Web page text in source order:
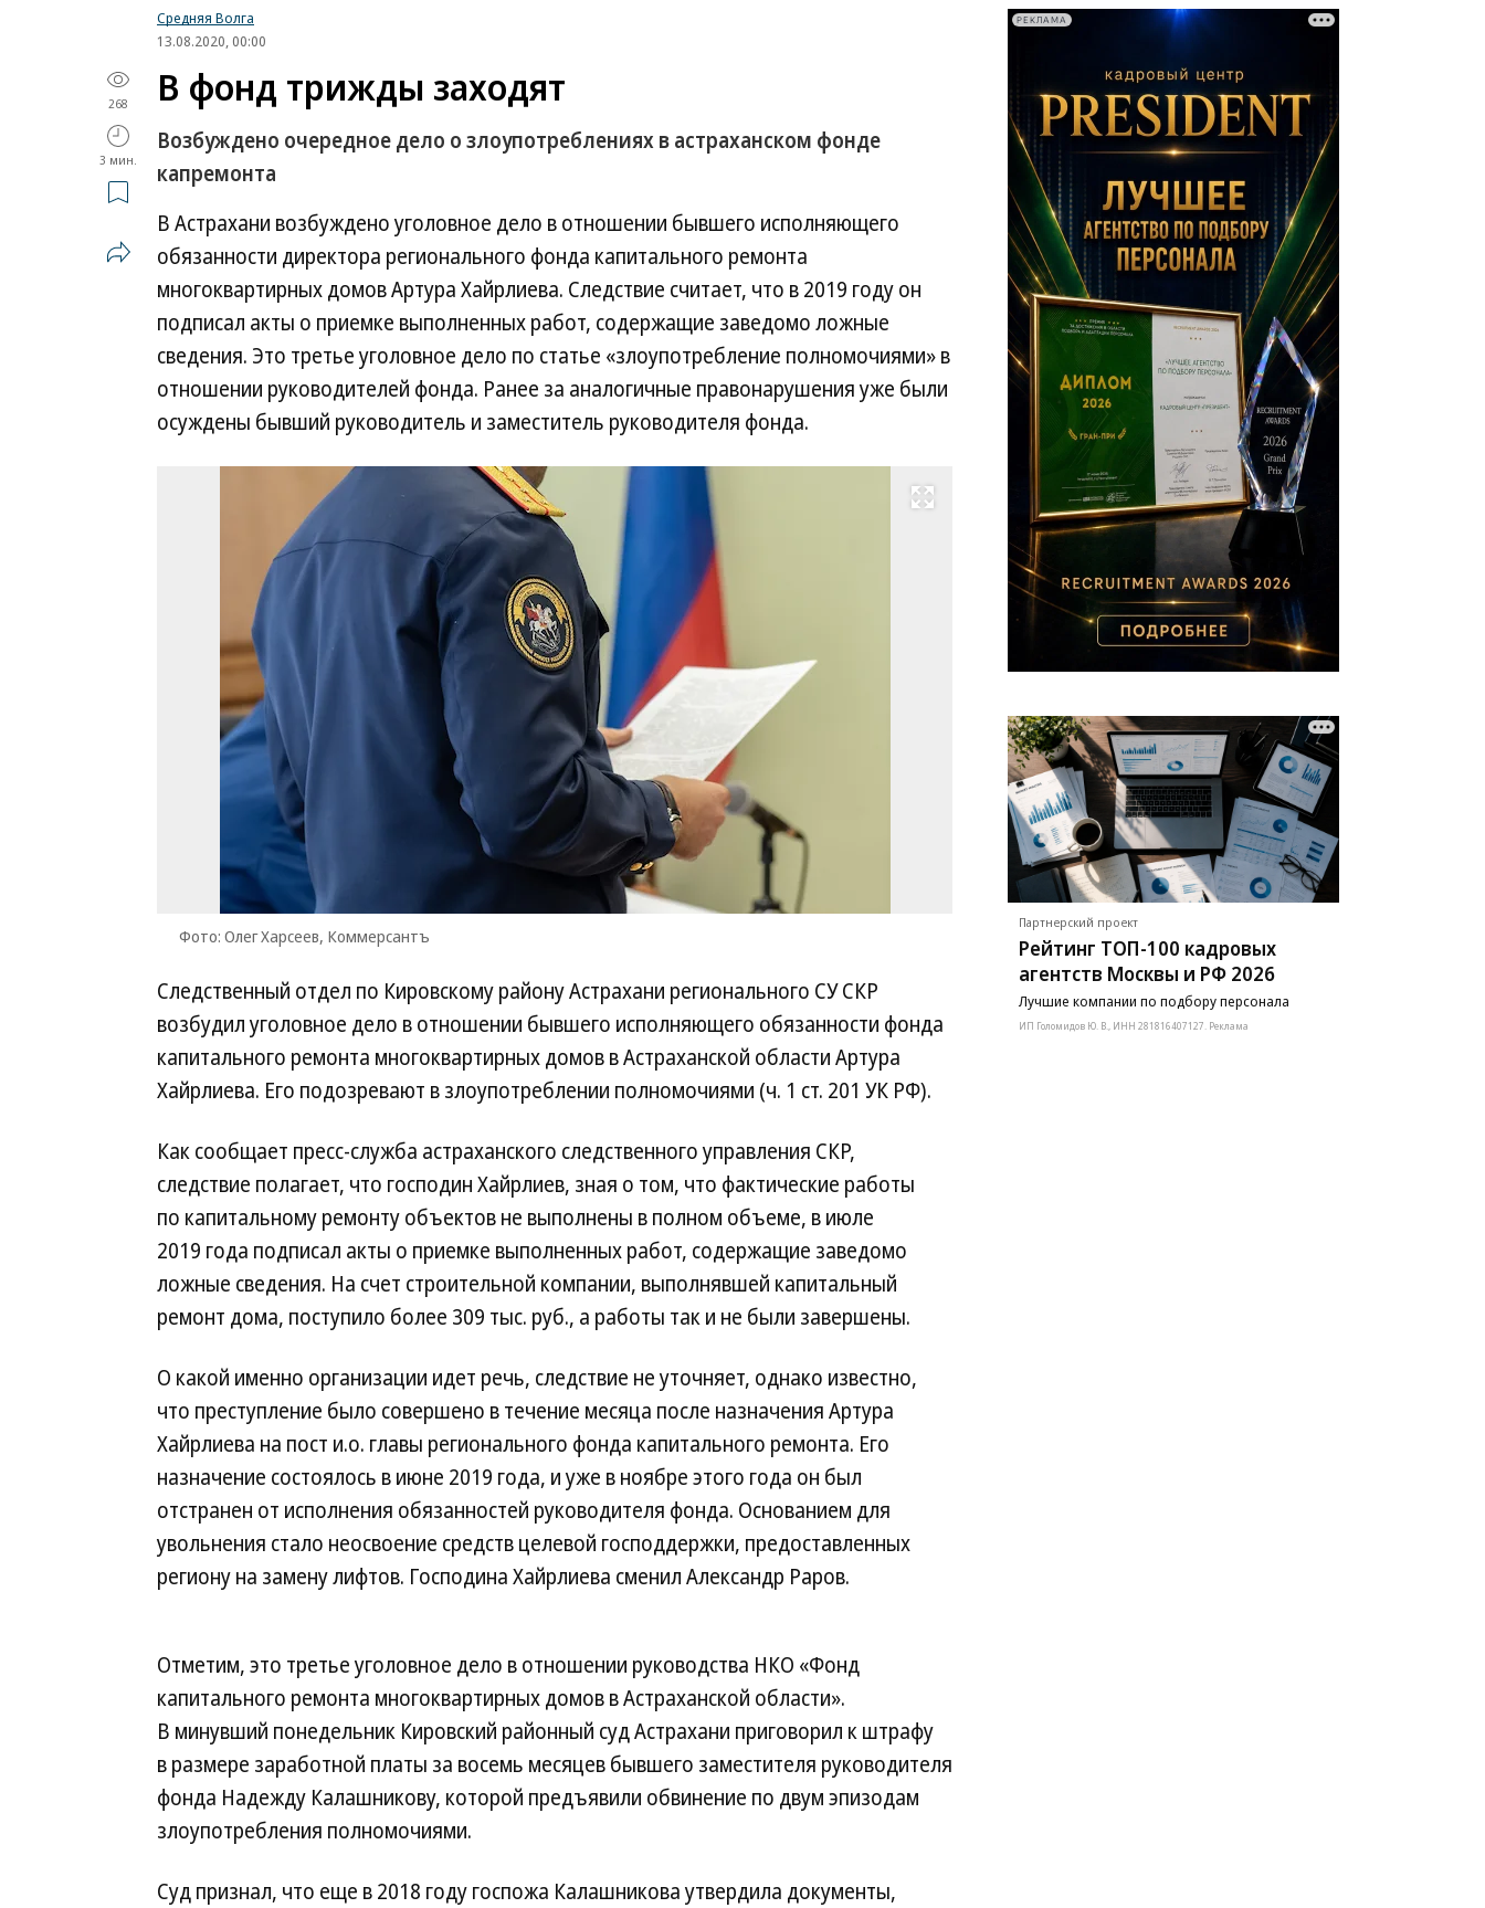
Средняя Волга
13.08.2020, 00:00
268
3 мин.
В фонд трижды заходят
Возбуждено очередное дело о злоупотреблениях в астраханском фонде
капремонта
В Астрахани возбуждено уголовное дело в отношении бывшего исполняющего
обязанности директора регионального фонда капитального ремонта
многоквартирных домов Артура Хайрлиева. Следствие считает, что в 2019 году он
подписал акты о приемке выполненных работ, содержащие заведомо ложные
сведения. Это третье уголовное дело по статье «злоупотребление полномочиями» в
отношении руководителей фонда. Ранее за аналогичные правонарушения уже были
осуждены бывший руководитель и заместитель руководителя фонда.
Развернуть на весь экран
Фото: Олег Харсеев, Коммерсантъ
Фото:
Харсеев,
Коммерсантъ
Следственный отдел по Кировскому району Астрахани регионального СУ СКР
возбудил уголовное дело в отношении бывшего исполняющего обязанности фонда
капитального ремонта многоквартирных домов в Астраханской области Артура
Хайрлиева. Его подозревают в злоупотреблении полномочиями (ч. 1 ст. 201 УК РФ).
Как сообщает пресс-служба астраханского следственного управления СКР,
следствие полагает, что господин Хайрлиев, зная о том, что фактические работы
по капитальному ремонту объектов не выполнены в полном объеме, в июле
2019 года подписал акты о приемке выполненных работ, содержащие заведомо
ложные сведения. На счет строительной компании, выполнявшей капитальный
ремонт дома, поступило более 309 тыс. руб., а работы так и не были завершены.
О какой именно организации идет речь, следствие не уточняет, однако известно,
что преступление было совершено в течение месяца после назначения Артура
Хайрлиева на пост и.о. главы регионального фонда капитального ремонта. Его
назначение состоялось в июне 2019 года, и уже в ноябре этого года он был
отстранен от исполнения обязанностей руководителя фонда. Основанием для
увольнения стало неосвоение средств целевой господдержки, предоставленных
региону на замену лифтов. Господина Хайрлиева сменил Александр Раров.
Отметим, это третье уголовное дело в отношении руководства НКО «Фонд
капитального ремонта многоквартирных домов в Астраханской области».
В минувший понедельник Кировский районный суд Астрахани приговорил к штрафу
в размере заработной платы за восемь месяцев бывшего заместителя руководителя
фонда Надежду Калашникову, которой предъявили обвинение по двум эпизодам
злоупотребления полномочиями.
Суд признал, что еще в 2018 году госпожа Калашникова утвердила документы,
РЕКЛАМА
Партнерский проект
Рейтинг ТОП-100 кадровых
агентств Москвы и РФ 2026
Лучшие компании по подбору персонала
ИП Голомидов Ю. В., ИНН 281816407127. Реклама